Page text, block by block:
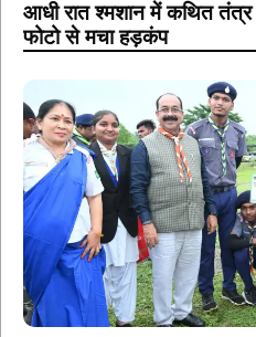
आधी रात श्मशान में कथित
फोटो से मचा हड़कंप